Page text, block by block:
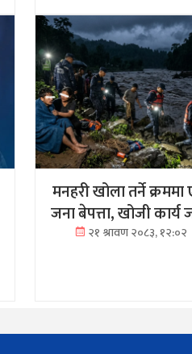
मनहरी खोला तर्ने
जना बेपत्ता, खोजी कार्य
२१ श्रावण २०८३, १२:०२